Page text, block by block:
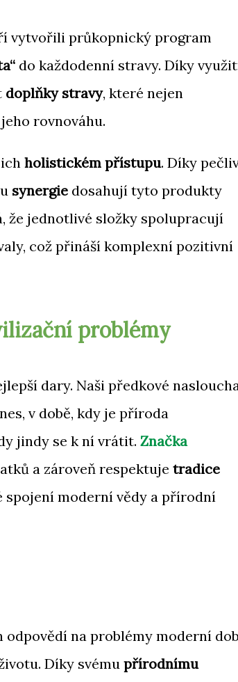
vytvořili průkopnický program
do každodenní stravy. Díky
doplňky stravy, které nejen
rovnováhu.
holistickém přístupu. Díky
synergie dosahují tyto produkty
že jednotlivé složky spolupracují
což přináší komplexní pozitivní
problémy
dary. Naši předkové
v době, kdy je příroda
jindy se k ní vrátit. Značka
a zároveň respektuje tradice
spojení moderní vědy a přírodní
odpovědí na problémy moderní
Díky svému přírodnímu